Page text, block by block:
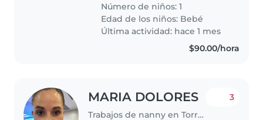
gustaría que el cuidado sea en
nuestro hogar. ¡Esperamos
conocerte pronto!
Número de niños: 1
Edad de los niños: Bebé
Última actividad: hace 1 mes
$90.00/hora
MARIA DOLORES
Trabajos de nanny en Torreón
3